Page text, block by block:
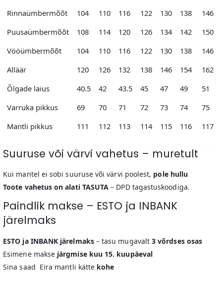
Rinnaümbermõõt
104 110 116 122 130 138
146
Puusaümbermõõt
108 114 120 126 134 142
150
Vööümbermõõt
104 110 116 122 130 138
146
Alläär
120 126 132 138 146 154
162
Õlgade laius
40.5 42 43.5 45 47 49
51
Varruka pikkus
69 70 71 72 73 74
75
Mantli pikkus
111 112 113 114 115 116 117
Suuruse või värvi vahetus – muretult
Kui mantel ei sobi suuruse või värvi poolest, pole hullu
Toote vahetus on alati TASUTA – DPD tagastuskoodiga.
Paindlik makse – ESTO ja INBANK
järelmaks
ESTO ja INBANK järelmaks– tasu mugavalt3 võrdses osas
Esimene makse järgmise kuu 15. kuupäeval
Sina saad Eira mantli kätte kohe